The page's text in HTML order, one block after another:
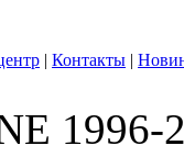
| Контакты |
1996-